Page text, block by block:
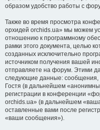
образом удобство работы с
Также во время просмотра
орхидей orchids.ua» мы можем
отношению к программному
рамки этого документа, целью
созданных исключительно
источником получения вашей
отправляете на форум. Этими
следующие данные:
Гостя (в дальнейшем
регистрации в конференции
orchids.ua» (в дальнейшем
оставленные вами после
«ваши сообщения»).